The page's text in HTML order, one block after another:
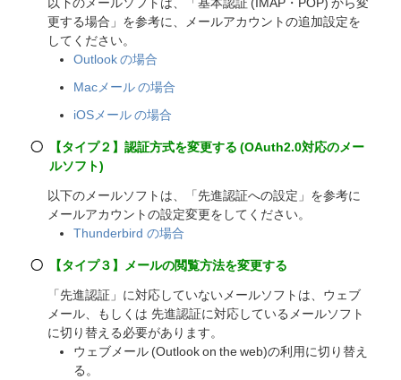
更する場合」を参考に、メールアカウントの追加設定を
してください。
Outlook の場合
Macメール の場合
iOSメール の場合
【タイプ２】認証方式を変更する (OAuth2.0対応のメー
ルソフト)
以下のメールソフトは、「先進認証への設定」を参考に
メールアカウントの設定変更をしてください。
Thunderbird の場合
【タイプ３】メールの閲覧方法を変更する
「先進認証」に対応していないメールソフトは、ウェブ
メール、もしくは 先進認証に対応しているメールソフト
に切り替える必要があります。
ウェブメール (Outlook on the web)の利用に切り替え
る。